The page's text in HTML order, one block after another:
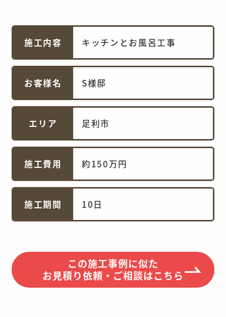
施工内容 キッチンとお風呂工事
お客様名 S様邸
エリア 足利市
施工費用 約150万円
施工期間 10日
この施工事例に似た
お見積り依頼・ご相談はこちら